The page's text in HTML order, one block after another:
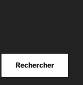
Rechercher